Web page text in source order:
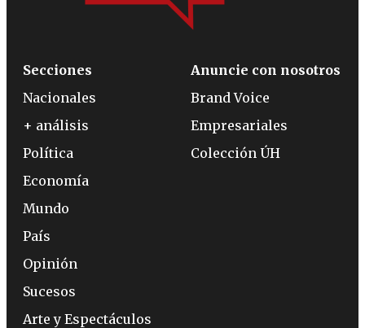
Secciones
Nacionales
+ análisis
Política
Economía
Mundo
País
Opinión
Sucesos
Arte y Espectáculos
Anuncie con nosotros
Brand Voice
Empresariales
Colección ÚH